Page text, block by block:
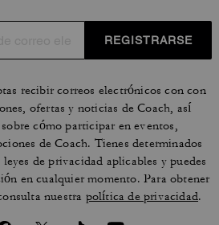
REGISTRARSE
recibir correos electrónicos con con
ofertas y noticias de Coach, así
cómo participar en eventos,
de Coach. Tienes determinados
leyes de privacidad aplicables y puedes
en cualquier momento. Para obtener
nuestra política de privacidad.